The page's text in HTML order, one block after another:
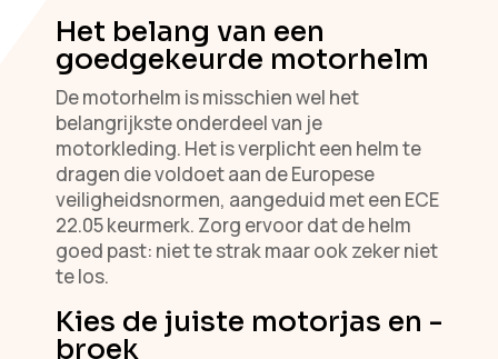
Het belang van een
goedgekeurde motorhelm
De motorhelm is misschien wel het
belangrijkste onderdeel van je
motorkleding. Het is verplicht een helm te
dragen die voldoet aan de Europese
veiligheidsnormen, aangeduid met een ECE
22.05 keurmerk. Zorg ervoor dat de helm
goed past: niet te strak maar ook zeker niet
te los.
Kies de juiste motorjas en -
broek